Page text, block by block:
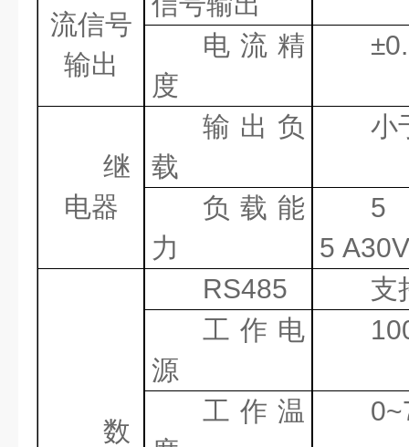
流信号
输出
电流精
度
±
继
电器
输出负
载
小
负载能
力
5
5
数
RS485
支
工作电
源
工作温